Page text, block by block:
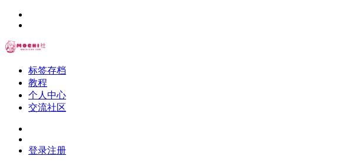
标签存档
教程
个人中心
交流社区
登录注册